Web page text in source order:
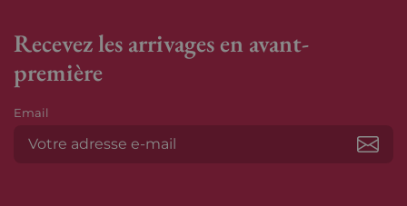
Recevez les arrivages en avant-
première
Email